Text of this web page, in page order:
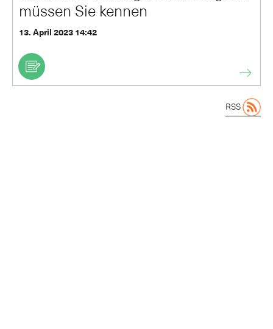
müssen Sie kennen
13. April 2023 14:42
RSS